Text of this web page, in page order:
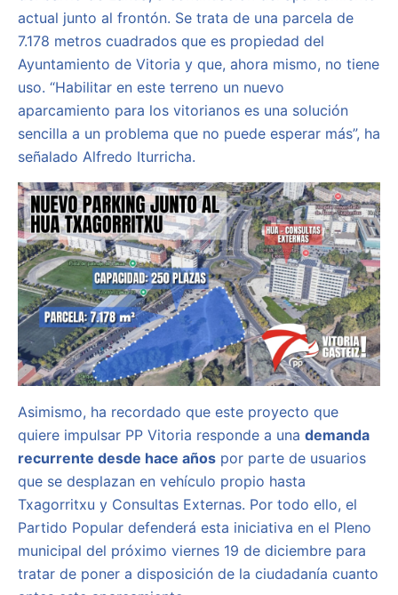
actual junto al frontón. Se trata de una parcela de
7.178 metros cuadrados que es propiedad del
Ayuntamiento de Vitoria y que, ahora mismo, no tiene
uso. “Habilitar en este terreno un nuevo
aparcamiento para los vitorianos es una solución
sencilla a un problema que no puede esperar más”, ha
señalado Alfredo Iturricha.
Asimismo, ha recordado que este proyecto que
quiere impulsar PP Vitoria responde a una demanda
recurrente desde hace años por parte de usuarios
que se desplazan en vehículo propio hasta
Txagorritxu y Consultas Externas. Por todo ello, el
Partido Popular defenderá esta iniciativa en el Pleno
municipal del próximo viernes 19 de diciembre para
tratar de poner a disposición de la ciudadanía cuanto